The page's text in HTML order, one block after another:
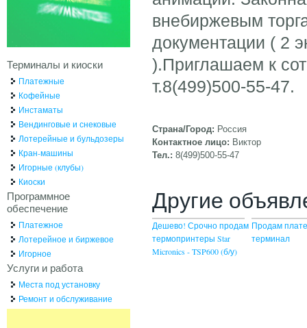
внебиржевым
документации ( 2
).Приглашаем к
т.8(499)500-55-47.
Страна/Город: Россия
Контактное лицо: Виктор
Тел.: 8(499)500-55-47
Другие
Дешево! Срочно продам
термопринтеры Star
Micronics - TSP600 (б/у)
Продам
терминал
Терминалы и киоски
Платежные
Кофейные
Инстаматы
Вендинговые и снековые
Лотерейные и бульдозеры
Кран-машины
Игорные (клубы)
Киоски
Программное
обеспечение
Платежное
Лотерейное и биржевое
Игорное
Услуги и работа
Места под установку
Ремонт и обслуживание